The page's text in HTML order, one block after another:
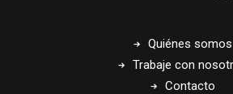
Quiénes somos
Trabaje con
Contacto